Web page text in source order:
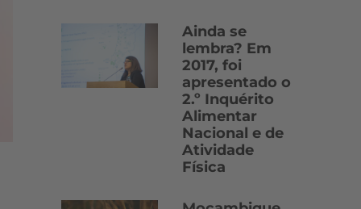
Ainda se
lembra? Em
2017, foi
apresentado o
2.º Inquérito
Alimentar
Nacional e de
Atividade
Física